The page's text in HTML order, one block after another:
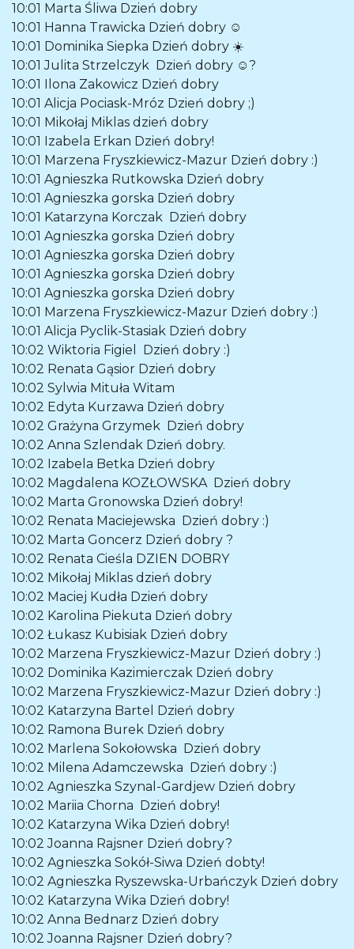
10:01 Marta Śliwa Dzień dobry
10:01 Hanna Trawicka Dzień dobry ☺️
10:01 Dominika Siepka Dzień dobry ☀️
10:01 Julita Strzelczyk Dzień dobry ☺️?
10:01 Ilona Zakowicz Dzień dobry
10:01 Alicja Pociask-Mróz Dzień dobry ;)
10:01 Mikołaj Miklas dzień dobry
10:01 Izabela Erkan Dzień dobry!
10:01 Marzena Fryszkiewicz-Mazur Dzień dobry :)
10:01 Agnieszka Rutkowska Dzień dobry
10:01 Agnieszka gorska Dzień dobry
10:01 Katarzyna Korczak Dzień dobry
10:01 Agnieszka gorska Dzień dobry
10:01 Agnieszka gorska Dzień dobry
10:01 Agnieszka gorska Dzień dobry
10:01 Agnieszka gorska Dzień dobry
10:01 Marzena Fryszkiewicz-Mazur Dzień dobry :)
10:01 Alicja Pyclik-Stasiak Dzień dobry
10:02 Wiktoria Figiel
Dzień dobry :)
10:02 Renata Gąsior Dzień dobry
10:02 Sylwia Mituła Witam
10:02 Edyta Kurzawa Dzień dobry
10:02 Grażyna Grzymek Dzień dobry
10:02 Anna Szlendak Dzień dobry.
10:02 Izabela Betka Dzień dobry
10:02 Magdalena KOZŁOWSKA Dzień dobry
10:02 Marta Gronowska Dzień dobry!
10:02 Renata Maciejewska Dzień dobry :)
10:02 Marta Goncerz Dzień dobry ?
10:02 Renata Cieśla DZIEN DOBRY
10:02 Mikołaj Miklas dzień dobry
10:02 Maciej Kudła Dzień dobry
10:02 Karolina Piekuta Dzień dobry
10:02 Łukasz Kubisiak Dzień dobry
10:02 Marzena Fryszkiewicz-Mazur Dzień dobry :)
10:02 Dominika Kazimierczak Dzień dobry
10:02 Marzena Fryszkiewicz-Mazur Dzień dobry :)
10:02 Katarzyna Bartel Dzień dobry
10:02 Ramona Burek Dzień dobry
10:02 Marlena Sokołowska Dzień dobry
10:02 Milena Adamczewska Dzień dobry :)
10:02 Agnieszka Szynal-Gardjew Dzień dobry
10:02 Mariia Chorna Dzień dobry!
10:02 Katarzyna Wika Dzień dobry!
10:02 Joanna Rajsner Dzień dobry?
10:02 Agnieszka Sokół-Siwa Dzień dobty!
10:02 Agnieszka Ryszewska-Urbańczyk Dzień dobry
10:02 Katarzyna Wika Dzień dobry!
10:02 Anna Bednarz Dzień dobry
10:02 Joanna Rajsner Dzień dobry?